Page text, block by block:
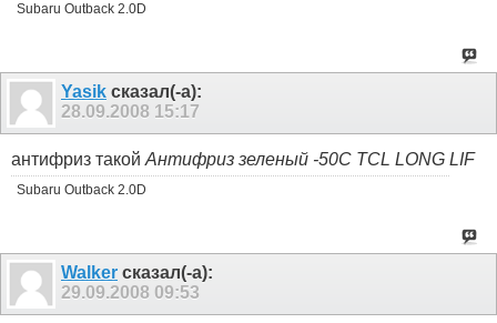
Subaru Outback 2.0D
Yasik сказал(-а):
28.09.2008 15:17
антифриз такой Антифриз зеленый -50C TCL LONG LIF
Subaru Outback 2.0D
Walker сказал(-а):
29.09.2008 09:53